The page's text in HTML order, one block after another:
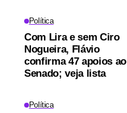
Política
Com Lira e sem Ciro
Nogueira, Flávio
confirma 47 apoios ao
Senado; veja lista
Política